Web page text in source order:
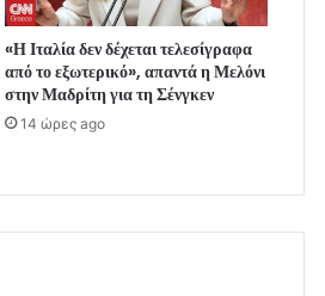
«Η Ιταλία δεν δέχεται τελεσίγραφα
από το εξωτερικό», απαντά η Μελόνι
στην Μαδρίτη για τη Σένγκεν
14 ώρες ago